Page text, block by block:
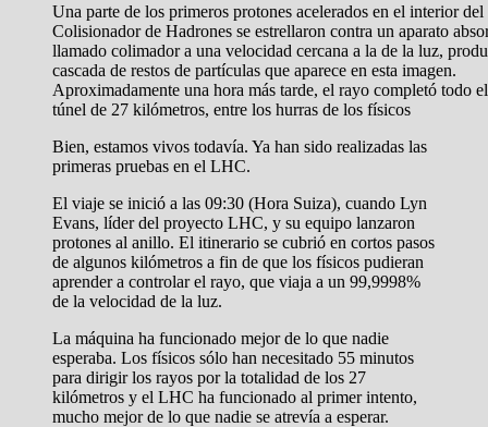
Una parte de los primeros protones acelerados en el interior
Colisionador de Hadrones se estrellaron contra un aparato
llamado colimador a una velocidad cercana a la de la luz,
cascada de restos de partículas que aparece en esta imagen.
Aproximadamente una hora más tarde, el rayo completó todo
túnel de 27 kilómetros, entre los hurras de los físicos
Bien, estamos vivos todavía. Ya han sido realizadas las
primeras pruebas en el LHC.
El viaje se inició a las 09:30 (Hora Suiza), cuando Lyn
Evans, líder del proyecto LHC, y su equipo lanzaron
protones al anillo. El itinerario se cubrió en cortos pasos
de algunos kilómetros a fin de que los físicos pudieran
aprender a controlar el rayo, que viaja a un 99,9998%
de la velocidad de la luz.
La máquina ha funcionado mejor de lo que nadie
esperaba. Los físicos sólo han necesitado 55 minutos
para dirigir los rayos por la totalidad de los 27
kilómetros y el LHC ha funcionado al primer intento,
mucho mejor de lo que nadie se atrevía a esperar.